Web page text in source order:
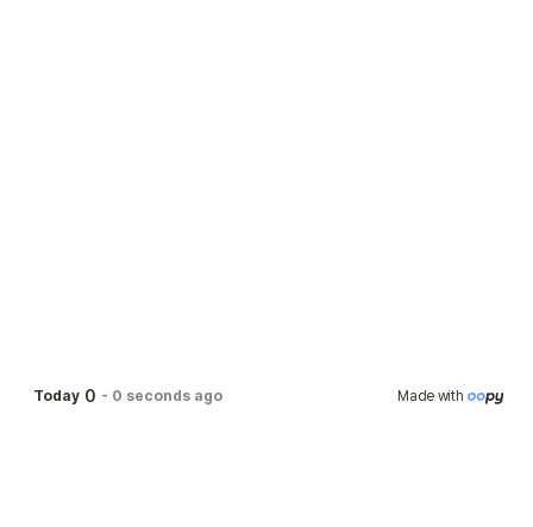
Today 0 - 0 seconds ago Made with